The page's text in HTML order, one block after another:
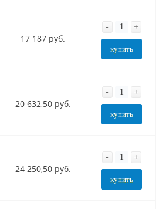
17 187 руб.
- +
купить
20 632,50 руб.
- +
купить
24 250,50 руб.
- +
купить